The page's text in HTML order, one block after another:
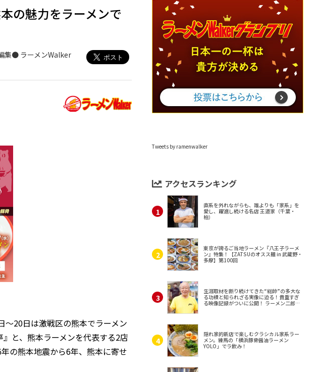
の魅力をラーメンで
● ラーメンWalker
20日は激戦区の熊本でラーメン
と、熊本ラーメンを代表する2店
の熊本地震から6年、熊本に寄せ
Tweets by ramenwalker
アクセスランキング
直系を外れながらも、誰よりも「家系」を
愛し、躍進し続ける名店 王道家（千葉・
柏）
東京が誇るご当地ラーメン『八王子ラーメ
ン』特集！【ZATSUのオスス麺 in 武蔵野・
多摩】第100回
生涯取材を断り続けてきた“総帥”の多大な
る功績と知られざる実像に迫る！貴重すぎ
る映像記録がついに公開！ ラーメン二郎
隠れ家的新店で楽しむクラシカル家系ラー
メン。練馬の「横浜豚骨醤油ラーメン
YOLO」でラ飲み！